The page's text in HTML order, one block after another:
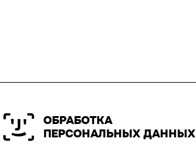
ОБРАБОТКА
ПЕРСОНАЛЬНЫХ ДАННЫХ